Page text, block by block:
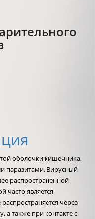
оболочки кишечника,
паразитами. Вирусный
распространенной
часто является
через
а также при контакте с